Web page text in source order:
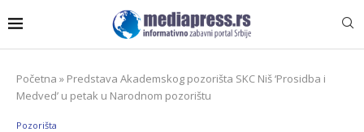
Početna » Predstava Akademskog pozorišta SKC Niš ‘Prosidba i
Medved’ u petak u Narodnom pozorištu
Pozorišta